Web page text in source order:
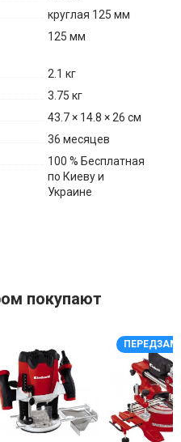
круглая 125 мм
125 мм
2.1 кг
3.75 кг
43.7 × 14.8 × 26 см
36 месяцев
100 % Бесплатная
по Киеву и
Украине
покупают